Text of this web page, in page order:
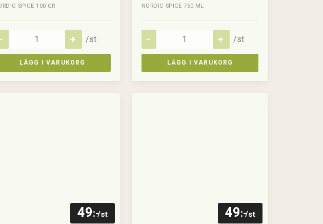
SPICE 100 GR
/st
LÄGG I VARUKORG
NORDIC SPICE 750 ML
/st
LÄGG I VARUKORG
49:-/st 49:-/st